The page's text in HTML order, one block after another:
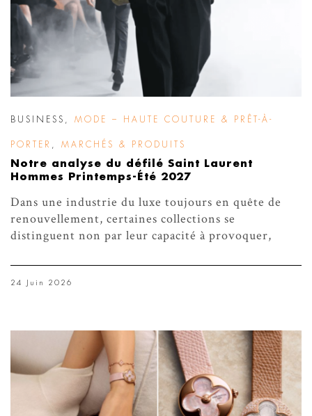
BUSINESS MODE – HAUTE COUTURE & PRÊT-À-
PORTER MARCHÉS & PRODUITS
Notre analyse du défilé Saint Laurent
Hommes Printemps-Été 2027
Dans une industrie du luxe toujours en quête de
renouvellement, certaines collections se
distinguent non par leur capacité à provoquer,
24 Juin 2026